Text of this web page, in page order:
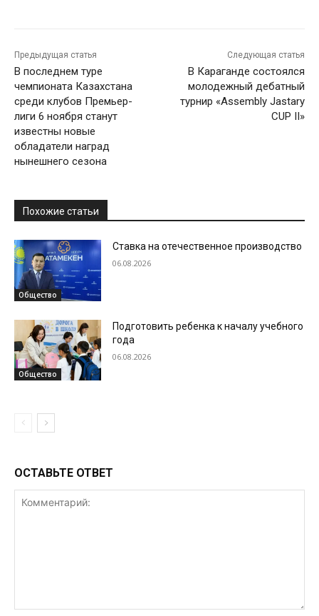
Предыдущая статья
В последнем туре
чемпионата Казахстана
среди клубов Премьер-
лиги 6 ноября станут
известны новые
обладатели наград
нынешнего сезона
Следующая статья
В Караганде состоялся
молодежный дебатный
турнир «Assembly Jastary
CUP II»
Похожие статьи
Общество
Ставка на отечественное производство
06.08.2026
Общество
Подготовить ребенка к началу учебного
года
06.08.2026
ОСТАВЬТЕ ОТВЕТ